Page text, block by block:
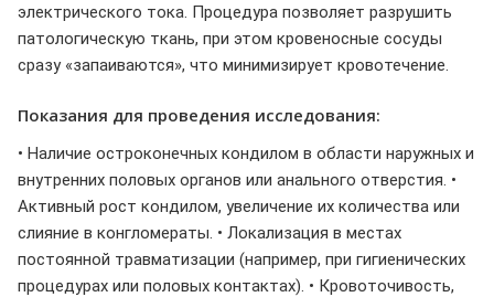
электрического тока. Процедура позволяет разрушить
патологическую ткань, при этом кровеносные сосуды
сразу «запаиваются», что минимизирует кровотечение.
Показания для проведения исследования:
• Наличие остроконечных кондилом в области наружных и
внутренних половых органов или анального отверстия. •
Активный рост кондилом, увеличение их количества или
слияние в конгломераты. • Локализация в местах
постоянной травматизации (например, при гигиенических
процедурах или половых контактах). • Кровоточивость,